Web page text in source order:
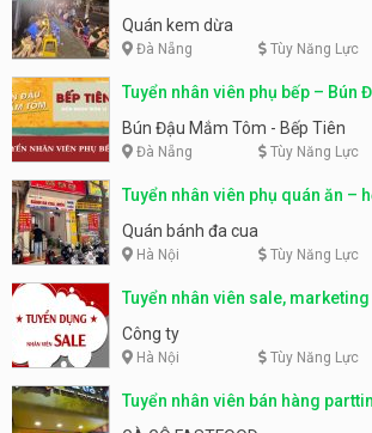
Quán kem dừa
Đà Nẵng Tùy Năng Lực
Tuyển nhân viên phụ bếp – Bún
Tiên
Bún Đậu Mắm Tôm - Bếp Tiên
Đà Nẵng Tùy Năng Lực
Tuyển nhân viên phụ quán ăn –
Quán bánh đa cua
Hà Nội Tùy Năng Lực
Tuyển nhân viên sale, marketing
Công ty
Hà Nội Tùy Năng Lực
Tuyển nhân viên bán hàng